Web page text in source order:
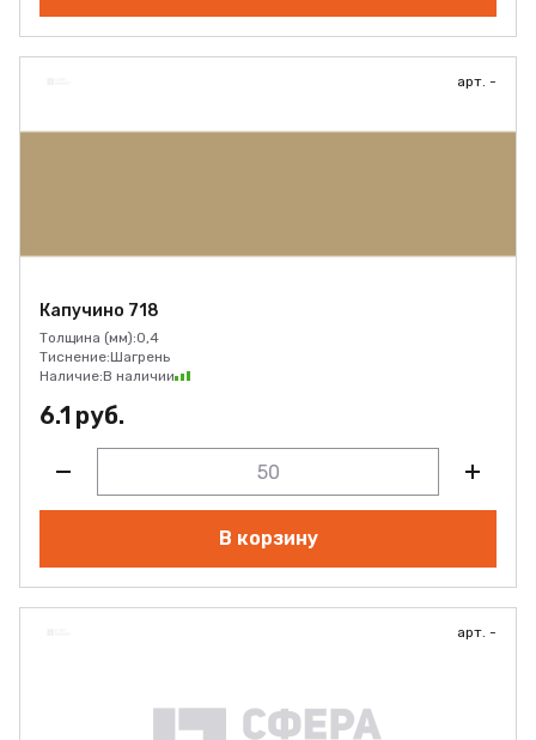
арт. -
Капучино 718
Толщина (мм):0,4
Тиснение:Шагрень
Наличие:В наличии
6.1 руб.
В корзину
арт. -